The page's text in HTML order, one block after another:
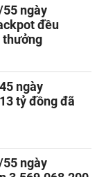
ngày
đều
thưởng
ngày
tỷ đồng đã
ngày